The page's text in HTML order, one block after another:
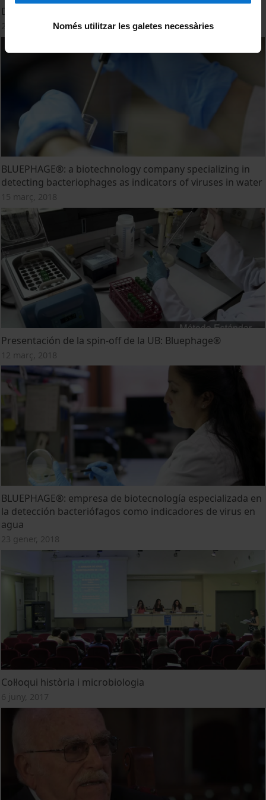
Només utilitzar les galetes necessàries
Demo Kit Bluephage®
23 març, 2018
BLUEPHAGE®: a biotechnology company specializing in
detecting bacteriophages as indicators of viruses in water
15 març, 2018
Presentación de la spin-off de la UB: Bluephage®
12 març, 2018
BLUEPHAGE®: empresa de biotecnología especializada en
la detección bacteriófagos como indicadores de virus en
agua
23 gener, 2018
Col·loqui història i microbiologia
6 juny, 2017